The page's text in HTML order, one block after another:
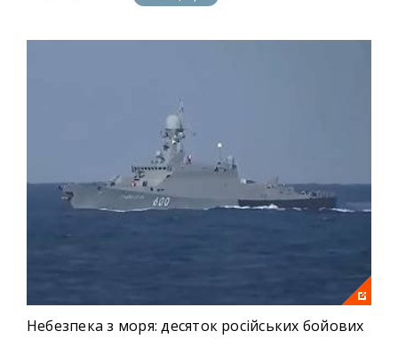
Небезпека з моря: десяток російських бойових